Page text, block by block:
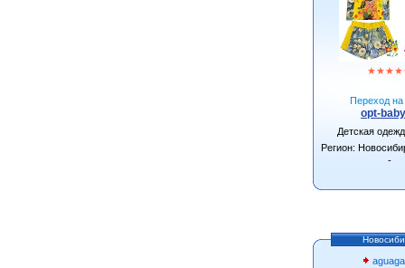
★★★★
Переход на
opt-
Детская
Регион:
-